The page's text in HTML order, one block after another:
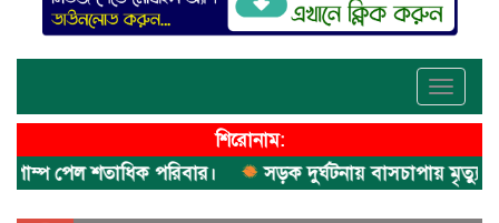
Toggle
শিরোনাম:
পেল শতাধিক পরিবার।
সড়ক দুর্ঘটনায় বাসচাপায় মৃত্যুর